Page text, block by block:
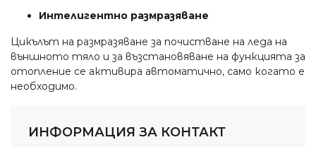
Интелигентно размразяване
Цикълът на размразяване за почистване на леда на
външното тяло и за възстановяване на функцията за
отопление се активира автоматично, само когато е
необходимо.
ИНФОРМАЦИЯ ЗА КОНТАКТ